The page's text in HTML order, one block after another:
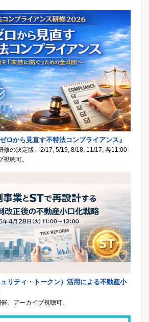
ロから見直す不特法コンプライアンス』
修の決定版。2/17, 5/19, 8/18, 11/17, 各11:00-
聴可。
リティ・トークン）活用による不動産小
。アーカイブ視聴可。